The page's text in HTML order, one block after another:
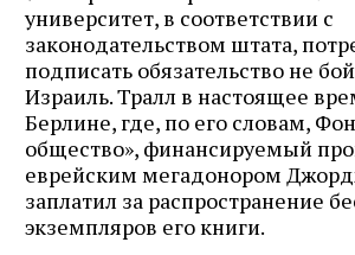
университет, в соответствии с
законодательством штата,
подписать обязательство не
Израиль. Тралл в настоящее
Берлине, где, по его словам,
общество», финансируемый
еврейским мегадонором
заплатил за распространение
экземпляров его книги.